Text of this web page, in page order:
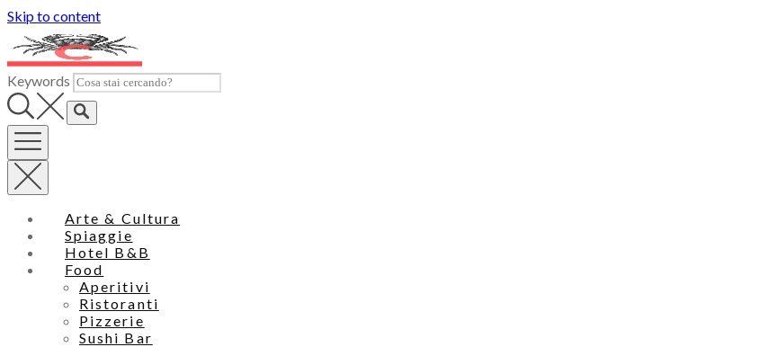
Skip to content
Keywords
Arte & Cultura
Spiaggie
Hotel B&B
Food
Aperitivi
Ristoranti
Pizzerie
Sushi Bar